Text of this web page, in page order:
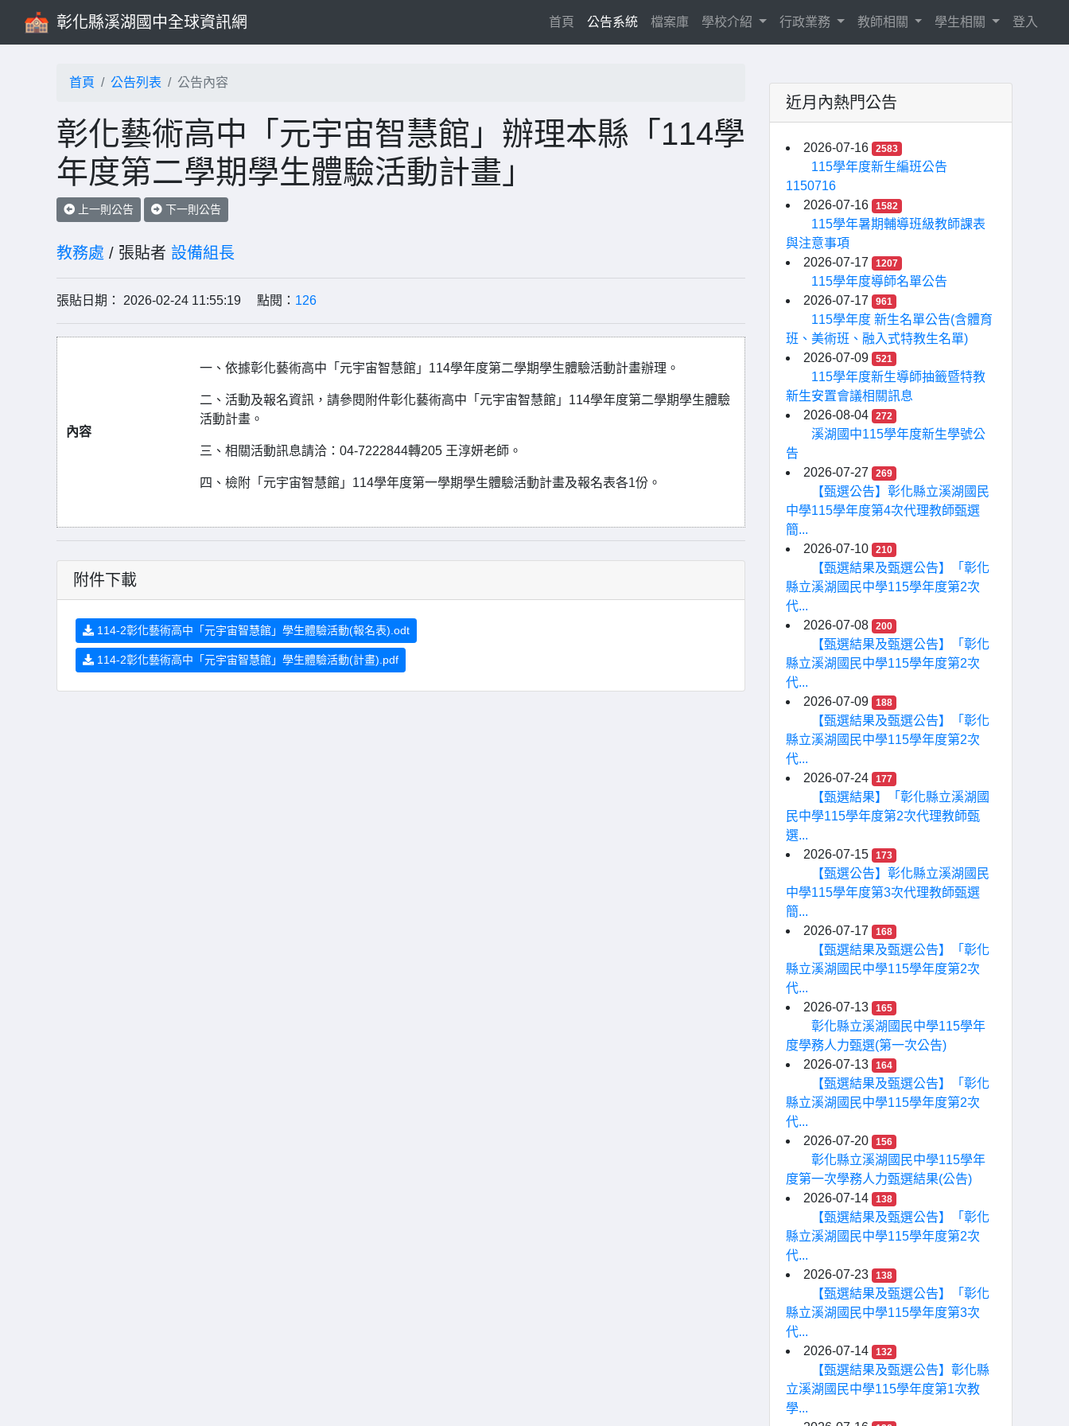
彰化縣溪湖國中全球資訊網 首頁 (current)
公告系統 檔案庫 學校介紹 行政業務 教師相關 學生相關 登入
首頁 公告列表 公告內容
彰化藝術高中「元宇宙智慧館」辦理本縣「114學
年度第二學期學生體驗活動計畫」
上一則公告 下一則公告
教務處 / 張貼者 設備組長
張貼日期： 2026-02-24 11:55:19 點閱： 126
內容
一、依據彰化藝術高中「元宇宙智慧館」114學年度第二學期學生體驗活動計畫辦理。
二、活動及報名資訊，請參閱附件彰化藝術高中「元宇宙智慧館」114學年度第二學期學生體驗
活動計畫。
三、相關活動訊息請洽：04-7222844轉205 王淳妍老師。
四、檢附「元宇宙智慧館」114學年度第一學期學生體驗活動計畫及報名表各1份。
附件下載
114-2彰化藝術高中「元宇宙智慧館」學生體驗活動(報名表).odt
114-2彰化藝術高中「元宇宙智慧館」學生體驗活動(計畫).pdf
近月內熱門公告
2026-07-16 2583
115學年度新生編班公告
1150716
2026-07-16
1582
115學年暑期輔導班級教師課表
與注意事項
2026-07-17
1207
115學年度導師名單公告
2026-07-17
961
115學年度 新生名單公告(含體育
班、美術班、融入式特教生名單)
2026-07-09
521
115學年度新生導師抽籤暨特教
新生安置會議相關訊息
2026-08-04
272
溪湖國中115學年度新生學號公
告
2026-07-27
269
【甄選公告】彰化縣立溪湖國民
中學115學年度第4次代理教師甄選
簡...
2026-07-10
210
【甄選結果及甄選公告】「彰化
縣立溪湖國民中學115學年度第2次
代...
2026-07-08
200
【甄選結果及甄選公告】「彰化
縣立溪湖國民中學115學年度第2次
代...
2026-07-09
188
【甄選結果及甄選公告】「彰化
縣立溪湖國民中學115學年度第2次
代...
2026-07-24
177
【甄選結果】「彰化縣立溪湖國
民中學115學年度第2次代理教師甄
選...
2026-07-15
173
【甄選公告】彰化縣立溪湖國民
中學115學年度第3次代理教師甄選
簡...
2026-07-17
168
【甄選結果及甄選公告】「彰化
縣立溪湖國民中學115學年度第2次
代...
2026-07-13
165
彰化縣立溪湖國民中學115學年
度學務人力甄選(第一次公告)
2026-07-13
164
【甄選結果及甄選公告】「彰化
縣立溪湖國民中學115學年度第2次
代...
2026-07-20
156
彰化縣立溪湖國民中學115學年
度第一次學務人力甄選結果(公告)
2026-07-14
138
【甄選結果及甄選公告】「彰化
縣立溪湖國民中學115學年度第2次
代...
2026-07-23
138
【甄選結果及甄選公告】「彰化
縣立溪湖國民中學115學年度第3次
代...
2026-07-14
132
【甄選結果及甄選公告】彰化縣
立溪湖國民中學115學年度第1次教
學...